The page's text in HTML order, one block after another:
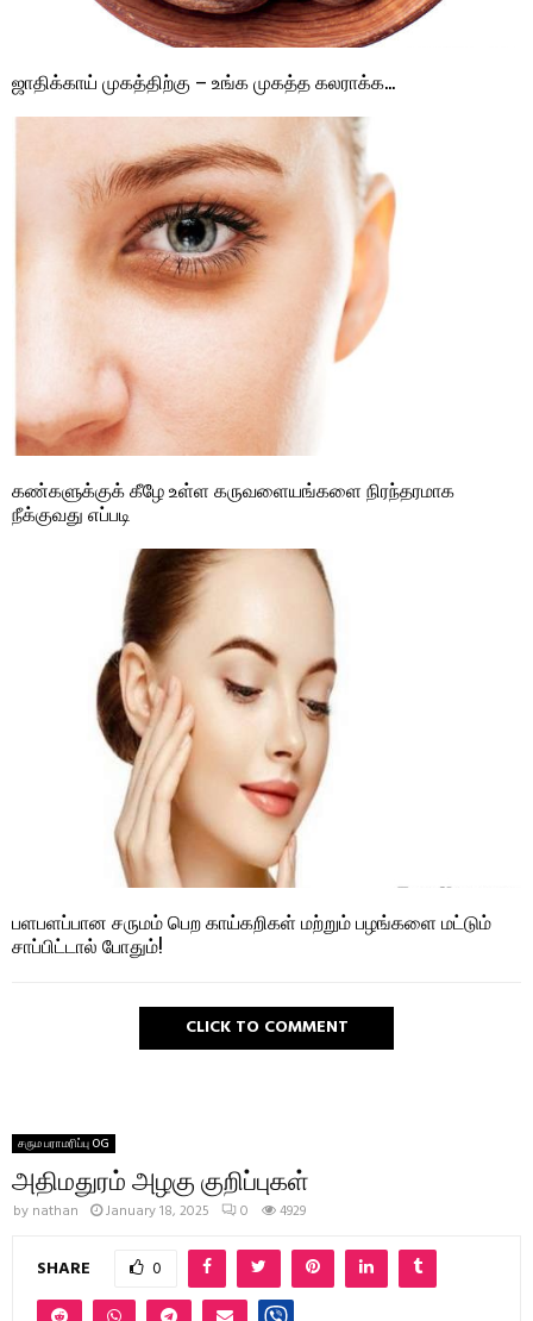
ஜாதிக்காய் முகத்திற்கு – உங்க முகத்த கலராக்க…
கண்களுக்குக் கீழே உள்ள கருவளையங்களை நிரந்தரமாக
நீக்குவது எப்படி
பளபளப்பான சருமம் பெற காய்கறிகள் மற்றும் பழங்களை மட்டும்
சாப்பிட்டால் போதும்!
CLICK TO COMMENT
சரும பராமரிப்பு OG
அதிமதுரம் அழகு குறிப்புகள்
by nathan January 18, 2025 0 4929
SHARE 0